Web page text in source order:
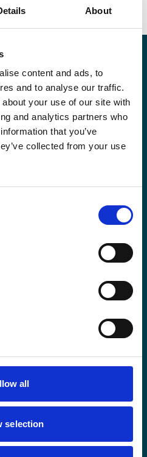
About
content and ads, to
and to analyse our traffic.
your use of our site with
and analytics partners who
that you’ve
collected from your use
all
selection
activiteiten en
belicht vanuit